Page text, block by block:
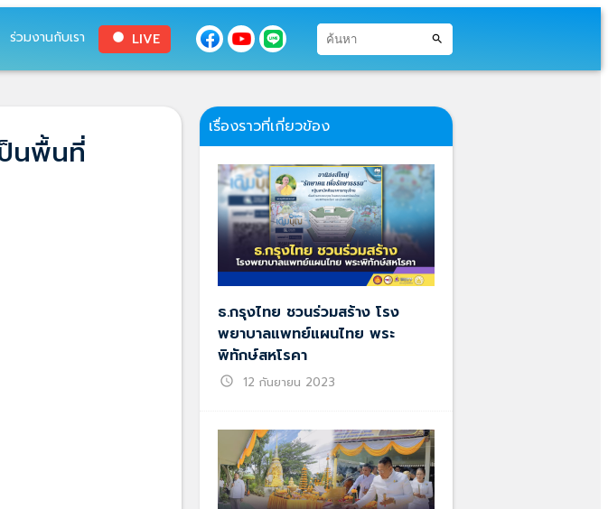
ร่วมงานกับเรา circle LIVE search
ป็นพื้นที่
เรื่องราวที่เกี่ยวข้อง
ธ.กรุงไทย ชวนร่วมสร้าง โรง
พยาบาลแพทย์แผนไทย พระ
พิทักษ์สหโรคา
schedule 12 กันยายน 2023